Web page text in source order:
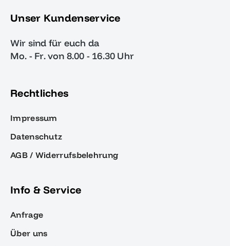
Unser Kundenservice
Wir sind für euch da
Mo. - Fr. von 8.00 - 16.30 Uhr
Rechtliches
Impressum
Datenschutz
AGB / Widerrufsbelehrung
Info & Service
Anfrage
Über uns